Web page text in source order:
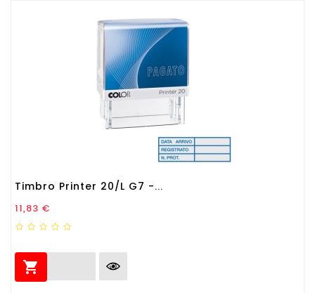
Timbro Printer 20/L G7 -...
Prezzo
11,83 €
